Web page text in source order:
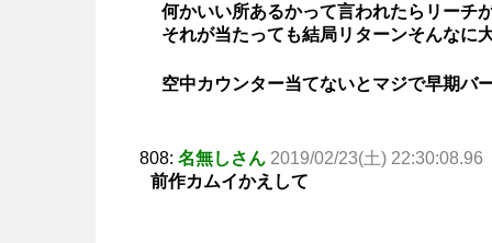
何かいい所あるかって言われたらリーチ
それが当たっても結局リターンそんなに
空中カウンター当てないとマジで早期バ
808: 名無しさん 2019/02/23(土) 22:30:08.96
前作カムイかえして